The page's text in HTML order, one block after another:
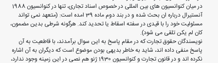
در میان کنوانسیون های بین المللی در خصوص اسناد تجاری، تنها در کنوانسیون 1988
آنستیرال درباره ان بحث شده و در بند دوم ماده 39 امده است: (متعهد نمی تواند
مسئولیت خود را با قیدی در سفته اسقاط یا تحدید کند. هرگونه شرطی بدین مضمون،
کان لم یکن تلقی می شود).
نویسندگان حقوق تجارت که در مقام پاسخ به این سوال برآمدند، با قاطعیت به آن
پاسخ منفی داده اند، شاید به خاطر بدیهی بودن موضوع است که دیگران به آن اشاره
نکرده اند و در قانون تجارت و کنوانسیون 1930 ژنو هم نصی در این زمینه وجود ندارد،